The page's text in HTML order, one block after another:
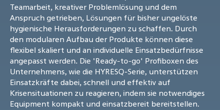
Teamarbeit, kreativer Problemlösung und dem
Anspruch getrieben, Lösungen für bisher ungelöste
hygienische Herausforderungen zu schaffen. Durch
den modularen Aufbau der Produkte können diese
flexibel skaliert und an individuelle Einsatzbedürfnisse
angepasst werden. Die 'Ready-to-go' Profiboxen des
Unternehmens, wie die HYRESQ-Serie, unterstützen
Einsatzkräfte dabei, schnell und effektiv auf
Krisensituationen zu reagieren, indem sie notwendiges
Equipment kompakt und einsatzbereit bereitstellen.